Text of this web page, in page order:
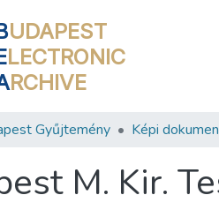
UDAPEST
LECTRONIC
RCHIVE
Gyűjtemény Képi
M. Kir.